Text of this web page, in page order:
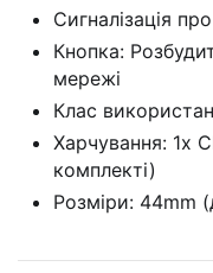
Сигналізація
Кнопка:
мережі
Клас
Харчування: 1x
комплекті)
Розміри: 44mm